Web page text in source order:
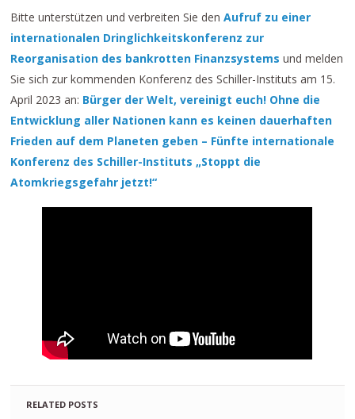
Bitte unterstützen und verbreiten Sie denAufruf zu einer
internationalen Dringlichkeitskonferenz zur
Reorganisation des bankrotten Finanzsystems und melden
Sie sich zur kommenden Konferenz des Schiller-Instituts am 15.
April 2023 an: Bürger der Welt, vereinigt euch! Ohne die
Entwicklung aller Nationen kann es keinen dauerhaften
Frieden auf dem Planeten geben – Fünfte internationale
Konferenz des Schiller-Instituts „Stoppt die
Atomkriegsgefahr jetzt!“
RELATED POSTS